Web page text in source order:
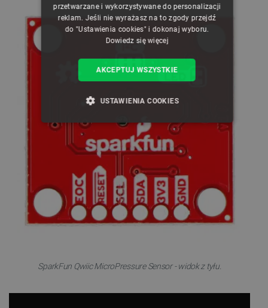
SparkFun Qwiic MicroPressure Sensor - widok z tyłu.
przetwarzane i wykorzystywane do personalizacji
reklam. Jeśli nie wyrażasz na to zgody przejdź
do "Ustawienia cookies" i dokonaj wyboru.
Dowiedz się więcej
AKCEPTUJ WSZYSTKIE
USTAWIENIA COOKIES
NIEZBĘDNE WYDAJNOŚĆ
TARGETOWANIE
FUNKCJONALNOŚĆ